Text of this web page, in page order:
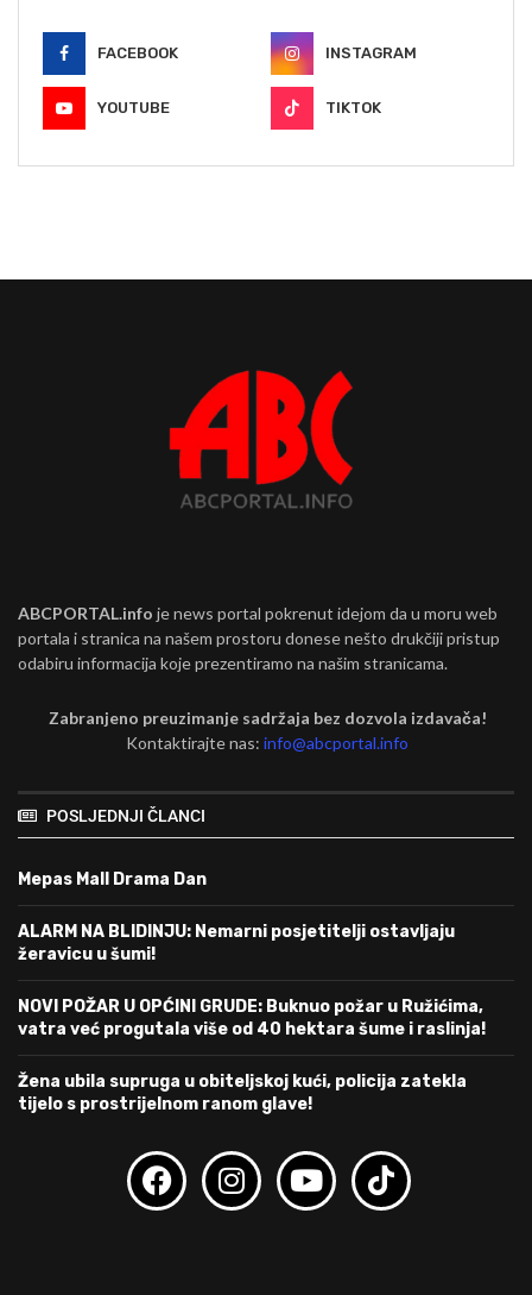
FACEBOOK INSTAGRAM
YOUTUBE TIKTOK
ABCPORTAL.info je news portal pokrenut idejom da u moru web
portala i stranica na našem prostoru donese nešto drukčiji pristup
odabiru informacija koje prezentiramo na našim stranicama.
Zabranjeno preuzimanje sadržaja bez dozvola izdavača!
Kontaktirajte nas:info@abcportal.info
POSLJEDNJI ČLANCI
Mepas Mall Drama Dan
ALARM NA BLIDINJU: Nemarni posjetitelji ostavljaju
žeravicu u šumi!
NOVI POŽAR U OPĆINI GRUDE: Buknuo požar u Ružićima,
vatra već progutala više od 40 hektara šume i raslinja!
Žena ubila supruga u obiteljskoj kući, policija zatekla
tijelo s prostrijelnom ranom glave!